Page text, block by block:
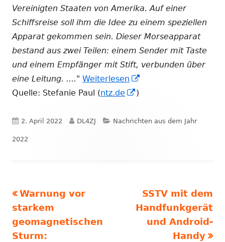
Vereinigten Staaten von Amerika. Auf einer
Schiffsreise soll ihm die Idee zu einem speziellen
Apparat gekommen sein. Dieser Morseapparat
bestand aus zwei Teilen: einem Sender mit Taste
und einem Empfänger mit Stift, verbunden über
eine Leitung. ...." Weiterlesen
öffnen
Quelle: Stefanie Paul (ntz.de
In
Fenster
)
Veröffentlicht
am
2. April 2022 Autor
DL4ZJ Kategorien
Nachrichten aus dem Jahr
2022
Beitragsnavigation
Vorheriger
Beitrag:
Warnung vor
starkem
geomagnetischen
Sturm:
Nächster
Beitrag
SSTV mit dem
Handfunkgerät
und Android-
Handy